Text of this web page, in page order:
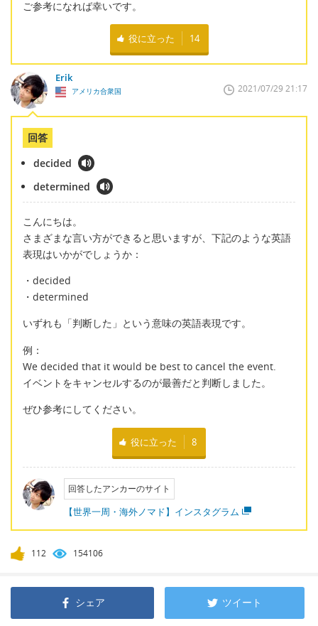
ご参考になれば幸いです。
役に立った 14
Erik
アメリカ合衆国 2021/07/29 21:17
回答
decided
determined
こんにちは。
さまざまな言い方ができると思いますが、下記のような英語
表現はいかがでしょうか：
・decided
・determined
いずれも「判断した」という意味の英語表現です。
例：
We decided that it would be best to cancel the event.
イベントをキャンセルするのが最善だと判断しました。
ぜひ参考にしてください。
役に立った 8
回答したアンカーのサイト
【世界一周・海外ノマド】インスタグラム
112 154106
シェア ツイート